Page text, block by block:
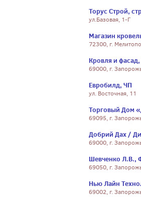
Торус Строй,
ул.Базовая, 1-Г
Магазин
72300, г.
Кровля и
69000, г.
Евробилд, ЧП
ул. Восточная, 11
Торговый Дом
69095, г.
Добрий Дах /
69000, г.
Шевченко Л.В.,
69050, г.
Нью Лайн
69002, г.